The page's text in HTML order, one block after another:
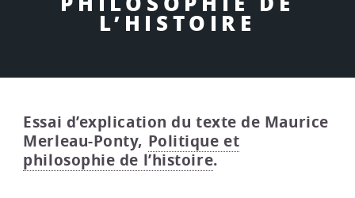
L’HISTOIRE
Essai d’explication du texte de Maurice
Merleau-Ponty, Politique et
philosophie de l’histoire.